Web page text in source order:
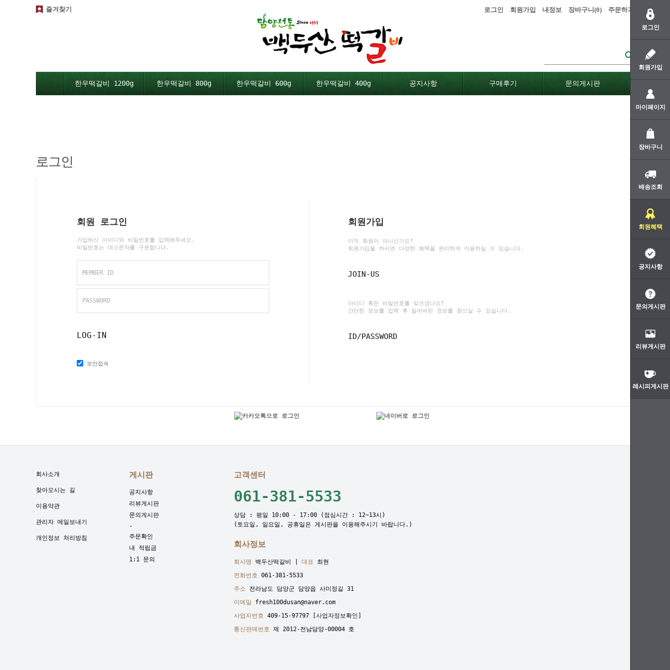
로그인
회원가입
마이페이지
장바구니
배송조회
회원혜택
공지사항
문의게시판
리뷰게시판
레시피게시판
즐겨찾기 로그인 회원가입 내정보 장바구니(0) 주문하기
한우떡갈비 1200g 한우떡갈비 800g 한우떡갈비 600g 한우떡갈비 400g 공지사항 구매후기 문의게시판
로그인
회원 로그인
가입하신 아이디와 비밀번호를 입력해주세요.
비밀번호는 대소문자를 구분합니다.
MEMBER ID
PASSWORD
LOG-IN
보안접속
회원가입
아직 회원이 아니신가요?
회원가입을 하시면 다양한 혜택을 편리하게 이용하실 수 있습니다.
JOIN-US
아이디 혹은 비밀번호를 잊으셨나요?
간단한 정보를 입력 후 잃어버린 정보를 찾으실 수 있습니다.
ID/PASSWORD
회사소개
찾아오시는 길
이용약관
관리자 메일보내기
개인정보 처리방침
게시판
공지사항
리뷰게시판
문의게시판
-
주문확인
내 적립금
1:1 문의
고객센터
061-381-5533
상담 : 평일 10:00 - 17:00 (점심시간 : 12~13시)
(토요일, 일요일, 공휴일은 게시판을 이용해주시기 바랍니다.)
회사정보
회사명 백두산떡갈비 | 대표 최현
전화번호 061-381-5533
주소 전라남도 담양군 담양읍 사미정길 31
이메일
fresh100dusan@naver.com
사업자번호 409-15-97797
[사업자정보확인]
통신판매번호 제 2012-전남담양-00004 호